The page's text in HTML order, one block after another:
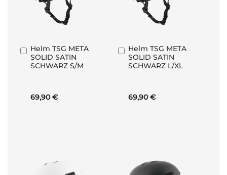
Helm TSG META
SOLID SATIN
SCHWARZ S/M
69,90 €
In
den
Warenkorb
Helm TSG META
SOLID SATIN
SCHWARZ L/XL
69,90 €
In
den
Warenkorb